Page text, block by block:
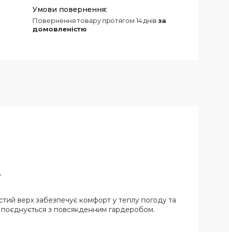
повернення товару протягом 14 днів за
домовленістю
верх забезпечує комфорт у теплу погоду та
поєднується з повсякденним гардеробом.